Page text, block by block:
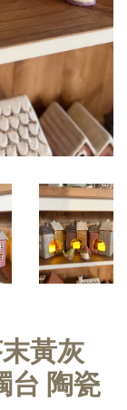
黃灰
台 陶瓷